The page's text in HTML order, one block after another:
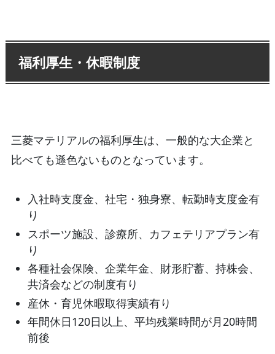
福利厚生・休暇制度
三菱マテリアルの福利厚生は、一般的な大企業と
比べても遜色ないものとなっています。
入社時支度金、社宅・独身寮、転勤時支度金有
り
スポーツ施設、診療所、カフェテリアプラン有
り
各種社会保険、企業年金、財形貯蓄、持株会、
共済会などの制度有り
産休・育児休暇取得実績有り
年間休日120日以上、平均残業時間が月20時間
前後